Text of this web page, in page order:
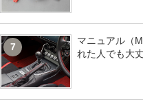
7
マニュアル（
れた人でも大